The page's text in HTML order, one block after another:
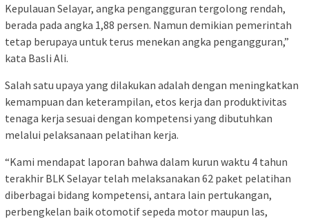
Kepulauan Selayar, angka pengangguran tergolong rendah,
berada pada angka 1,88 persen. Namun demikian pemerintah
tetap berupaya untuk terus menekan angka pengangguran,”
kata Basli Ali.
Salah satu upaya yang dilakukan adalah dengan meningkatkan
kemampuan dan keterampilan, etos kerja dan produktivitas
tenaga kerja sesuai dengan kompetensi yang dibutuhkan
melalui pelaksanaan pelatihan kerja.
“Kami mendapat laporan bahwa dalam kurun waktu 4 tahun
terakhir BLK Selayar telah melaksanakan 62 paket pelatihan
diberbagai bidang kompetensi, antara lain pertukangan,
perbengkelan baik otomotif sepeda motor maupun las,